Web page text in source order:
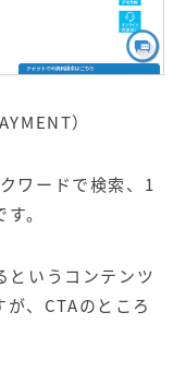
）
ワードで検索、1
。
というコンテンツ
、CTAのところ